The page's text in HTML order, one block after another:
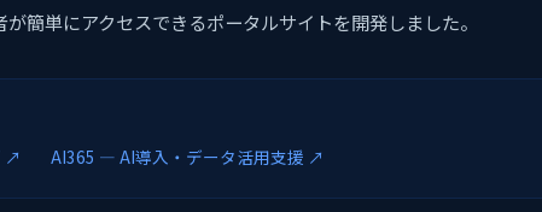
簡単にアクセスできるポータルサイトを開発しました。
↗ AI365 — AI導入・データ活用支援 ↗